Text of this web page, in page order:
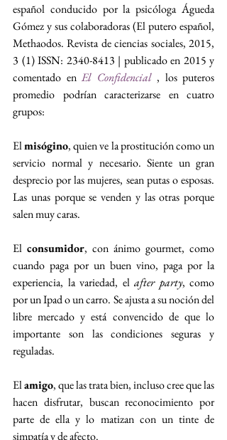
español conducido por la psicóloga Águeda
Gómez y sus colaboradoras (El putero español,
Methaodos. Revista de ciencias sociales, 2015,
3 (1) ISSN: 2340-8413 | publicado en 2015 y
comentado en El Confidencial , los puteros
promedio podrían caracterizarse en cuatro
grupos:
El misógino, quien ve la prostitución como un
servicio normal y necesario. Siente un gran
desprecio por las mujeres, sean putas o esposas.
Las unas porque se venden y las otras porque
salen muy caras.
El consumidor, con ánimo gourmet, como
cuando paga por un buen vino, paga por la
experiencia, la variedad, el after party, como
por un Ipad o un carro. Se ajusta a su noción del
libre mercado y está convencido de que lo
importante son las condiciones seguras y
reguladas.
El amigo, que las trata bien, incluso cree que las
hacen disfrutar, buscan reconocimiento por
parte de ella y lo matizan con un tinte de
simpatía y de afecto.